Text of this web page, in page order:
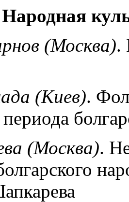
(Москва).
(Киев).
(Москва).